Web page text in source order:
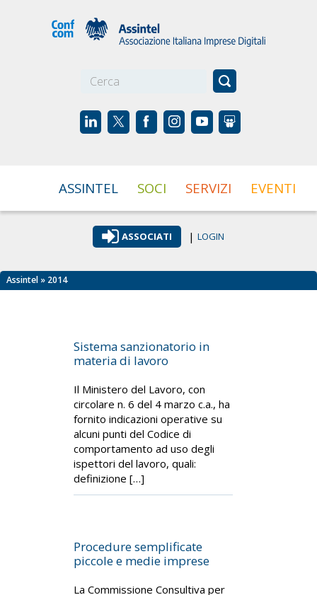
ASSINTEL SOCI SERVIZI EVENTI
ASSOCIATI | LOGIN
Assintel » 2014
Sistema sanzionatorio in
materia di lavoro
Il Ministero del Lavoro, con
circolare n. 6 del 4 marzo c.a., ha
fornito indicazioni operative su
alcuni punti del Codice di
comportamento ad uso degli
ispettori del lavoro, quali:
definizione […]
Procedure semplificate
piccole e medie imprese
La Commissione Consultiva per